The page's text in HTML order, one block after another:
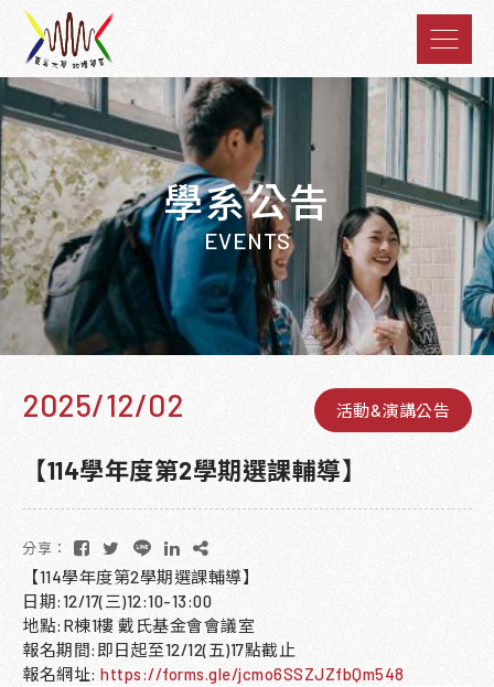
學系公告
EVENTS
2025/12/02 活動&演講公告
【114學年度第2學期選課輔導】
分享：
【114學年度第2學期選課輔導】
日期:12/17(三)12:10-13:00
地點:R棟1樓 戴氏基金會會議室
報名期間:即日起至12/12(五)17點截止
報名網址: https://forms.gle/jcmo6SSZJZfbQm548